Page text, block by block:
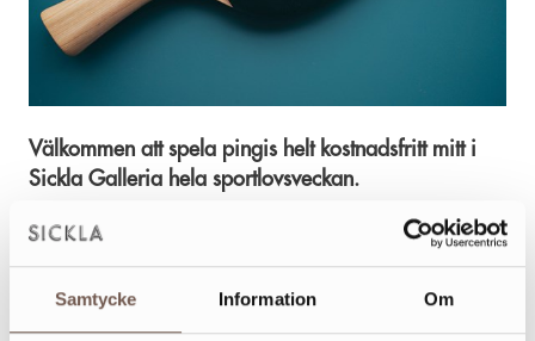
Samtycke Information Om
Välkommen att spela pingis helt kostnadsfritt mitt i
Sickla Galleria hela sportlovsveckan.
Du hittar spelborden intill XXL – och självklart fixar vi
pingisbollar och racket, så det är bara att komma och
köra!
På lördagen kan du dessutomutmana en Centurion– och